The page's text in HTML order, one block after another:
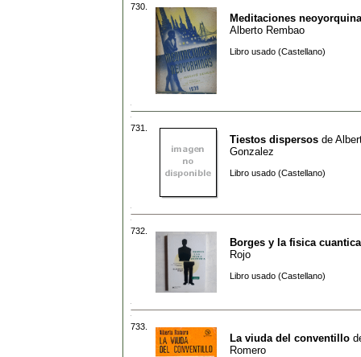
730.
Meditaciones
Alberto Rembao
Libro usado (Castellano)
731.
Tiestos dispersos de
Gonzalez
Libro usado (Castellano)
732.
Borges y la fisica cuantica
Rojo
Libro usado (Castellano)
733.
La viuda del conventillo
Romero